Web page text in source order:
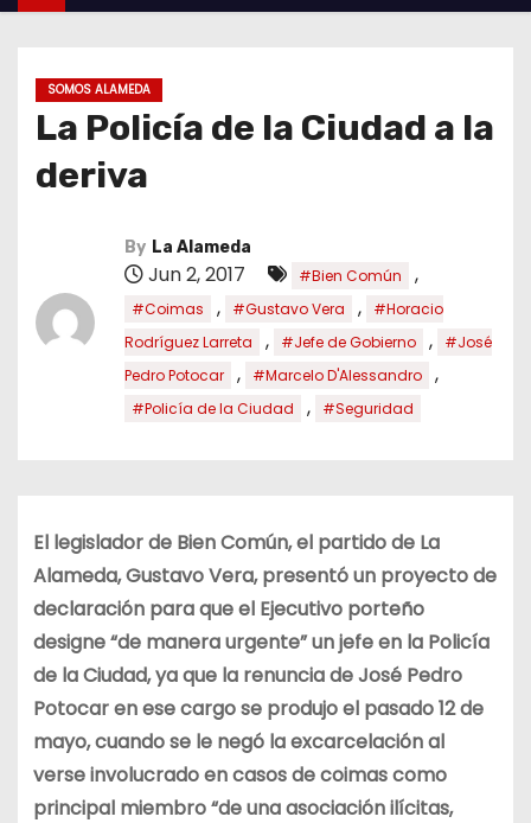
SOMOS ALAMEDA
La Policía de la Ciudad a la
deriva
By La Alameda
Jun 2, 2017 #Bien Común ,
#Coimas , #Gustavo Vera ,
#Horacio
Rodríguez Larreta
, #Jefe de Gobierno ,
#José
Pedro Potocar
, #Marcelo D'Alessandro ,
#Policía de la Ciudad , #Seguridad
El legislador de Bien Común, el partido de La
Alameda, Gustavo Vera, presentó un proyecto de
declaración para que el Ejecutivo porteño
designe “de manera urgente” un jefe en la Policía
de la Ciudad, ya que la renuncia de José Pedro
Potocar en ese cargo se produjo el pasado 12 de
mayo, cuando se le negó la excarcelación al
verse involucrado en casos de coimas como
principal miembro “de una asociación ilícitas,